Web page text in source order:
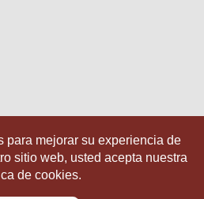
para mejorar su experiencia de
sitio web, usted acepta nuestra
de cookies.